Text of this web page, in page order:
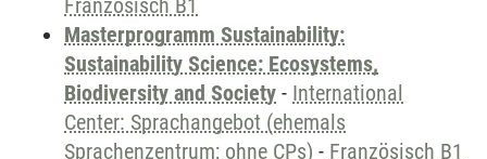
Französisch B1
Masterprogramm Sustainability:
Sustainability Science: Ecosystems,
Biodiversity and Society - International
Center: Sprachangebot (ehemals
Sprachenzentrum; ohne CPs) - Französisch B1